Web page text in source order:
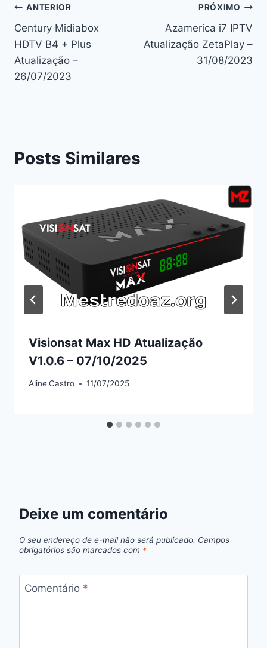
Navegação
de
Post
ANTERIOR
Century Midiabox
HDTV B4 + Plus
Atualização –
26/07/2023
PRÓXIMO
Azamerica i7 IPTV
Atualização ZetaPlay –
31/08/2023
Posts Similares
Visionsat Max HD Atualização
V1.0.6 – 07/10/2025
AlineCastro 11/07/2025
Deixe um comentário
O seu endereço de e-mail não será publicado. Campos
obrigatórios são marcados com *
Comentário *